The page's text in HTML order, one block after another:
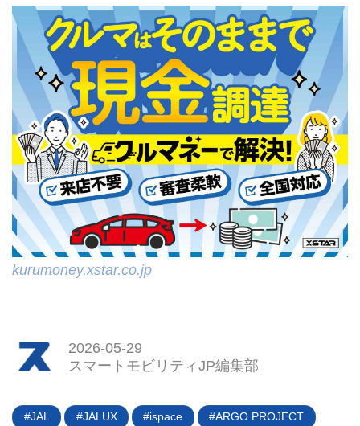
kurumoney.xstar.co.jp
2026-05-29
スマートモビリティJP編集部
JAL JALUX ispace ARGO PROJECT